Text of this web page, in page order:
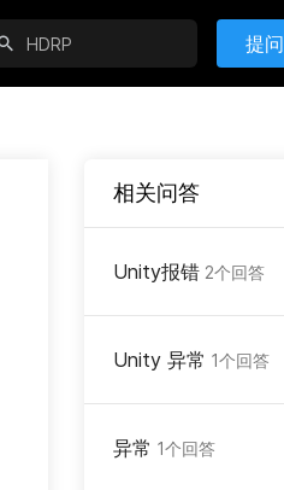
提问
相关问答
Unity报错 2个回答
Unity 异常 1个回答
异常 1个回答